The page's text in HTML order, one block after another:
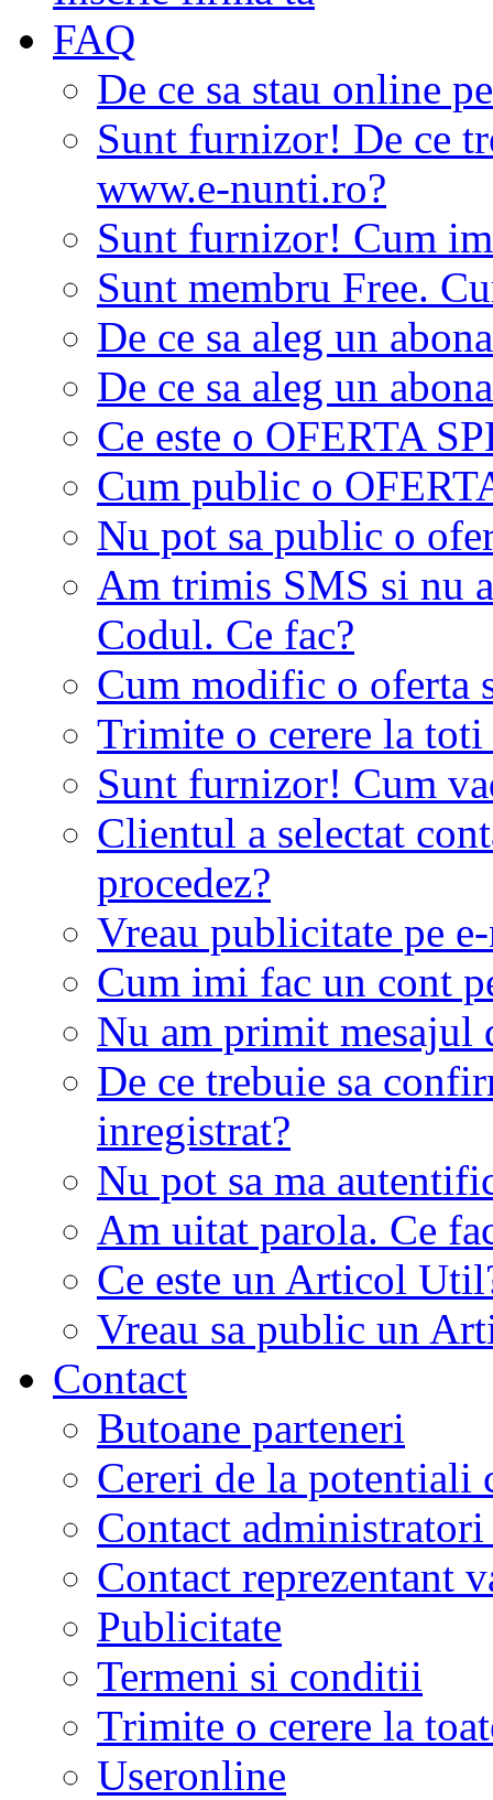
FAQ
De ce sa stau online
Sunt furnizor! De ce
www.e-nunti.ro?
Sunt furnizor! Cum
Sunt membru Free.
De ce sa aleg un
De ce sa aleg un
Ce este o OFERTA
Cum public o
Nu pot sa public o
Am trimis SMS si nu
Codul. Ce fac?
Cum modific o oferta
Trimite o cerere la
Sunt furnizor! Cum
Clientul a selectat
procedez?
Vreau publicitate pe
Cum imi fac un cont
Nu am primit mesajul
De ce trebuie sa
inregistrat?
Nu pot sa ma
Am uitat parola. Ce
Ce este un Articol
Vreau sa public un
Contact
Butoane parteneri
Cereri de la potentiali
Contact
Contact reprezentant
Publicitate
Termeni si conditii
Trimite o cerere la
Useronline